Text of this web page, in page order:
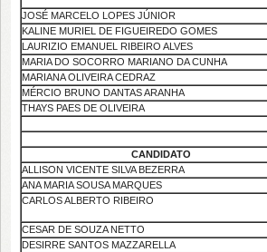
JOSÉ MARCELO LOPES JÚNIOR
KALINE MURIEL DE FIGUEIREDO GOMES
LAURIZIO EMANUEL RIBEIRO ALVES
MARIA DO SOCORRO MARIANO DA CUNHA
MARIANA OLIVEIRA CEDRAZ
MÉRCIO BRUNO DANTAS ARANHA
THAYS PAES DE OLIVEIRA
CANDIDATO
ALLISON VICENTE SILVA BEZERRA
ANA MARIA SOUSA MARQUES
CARLOS ALBERTO RIBEIRO
CESAR DE SOUZA NETTO
DESIRRE SANTOS MAZZARELLA